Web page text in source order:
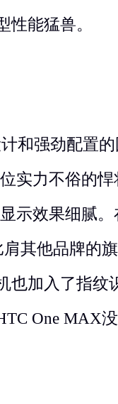
性能猛兽。
和强劲配置
实力不俗的
示效果细腻
其他品牌的
也加入了指纹
One MAX